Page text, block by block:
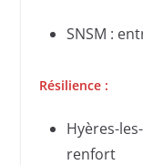
SNSM :
Résilience :
Hyères-
renfort